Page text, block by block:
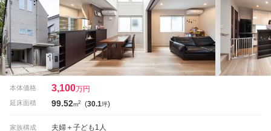
本体価格 3,100万円
延床面積 99.52m2 (30.1坪)
家族構成 夫婦＋子ども1人